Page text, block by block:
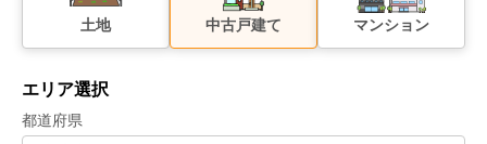
土地 中古戸建て マンション
エリア選択
都道府県